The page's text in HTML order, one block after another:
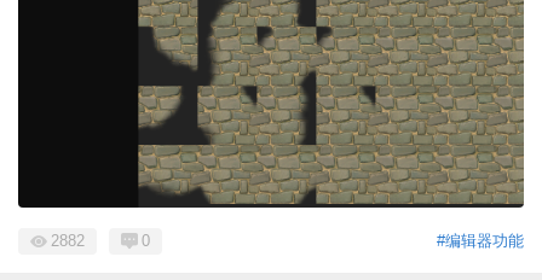
#编辑器功能
2882 0